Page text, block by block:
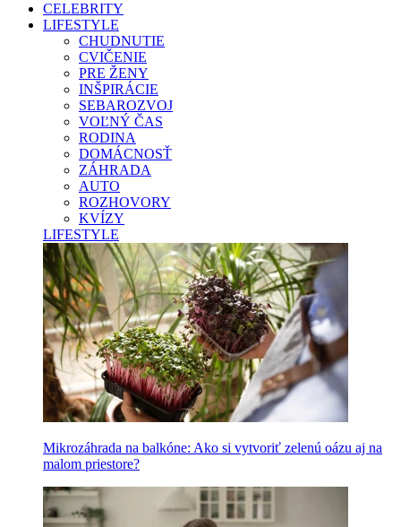
CELEBRITY
LIFESTYLE
CHUDNUTIE
CVIČENIE
PRE ŽENY
INŠPIRÁCIE
SEBAROZVOJ
VOĽNÝ ČAS
RODINA
DOMÁCNOSŤ
ZÁHRADA
AUTO
ROZHOVORY
KVÍZY
LIFESTYLE
Mikrozáhrada na balkóne: Ako si vytvoriť zelenú oázu aj na
malom priestore?